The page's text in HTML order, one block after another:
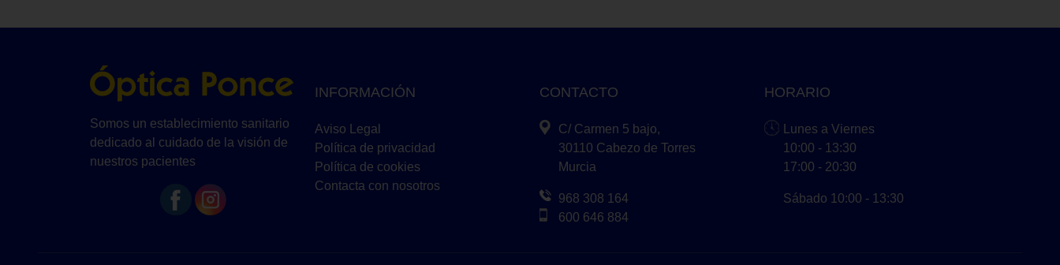
Somos un establecimiento sanitario
dedicado al cuidado de la visión de
nuestros pacientes
INFORMACIÓN
Aviso Legal
Política de privacidad
Política de cookies
Contacta con nosotros
CONTACTO
C/ Carmen 5 bajo,
30110 Cabezo de Torres
Murcia
968 308 164
600 646 884
HORARIO
Lunes a Viernes
10:00 - 13:30
17:00 - 20:30
Sábado 10:00 - 13:30